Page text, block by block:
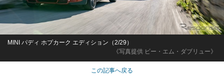
《写真提供 ビー・エム・ダブリュー》
MINI パディ ホプカーク エディション（2/29）
この記事へ戻る